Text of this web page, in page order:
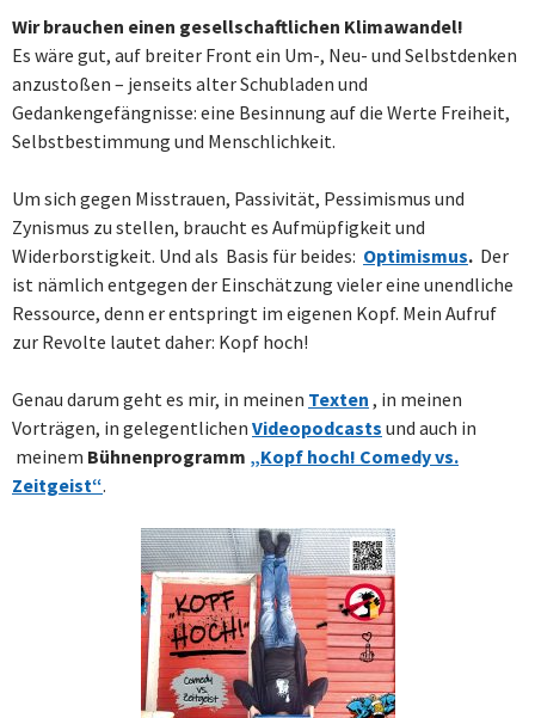
Wir brauchen einen gesellschaftlichen Klimawandel!
Es wäre gut, auf breiter Front ein Um-, Neu- und Selbstdenken
anzustoßen – jenseits alter Schubladen und
Gedankengefängnisse: eine Besinnung auf die Werte Freiheit,
Selbstbestimmung und Menschlichkeit.
Um sich gegen Misstrauen, Passivität, Pessimismus und
Zynismus zu stellen, braucht es Aufmüpfigkeit und
Widerborstigkeit. Und als Basis für beides: Optimismus. Der
ist nämlich entgegen der Einschätzung vieler eine unendliche
Ressource, denn er entspringt im eigenen Kopf. Mein Aufruf
zur Revolte lautet daher: Kopf hoch!
Genau darum geht es mir, in meinen Texten , in meinen
Vorträgen, in gelegentlichen Videopodcasts und auch in
meinem Bühnenprogramm „Kopf hoch! Comedy vs.
Zeitgeist“.